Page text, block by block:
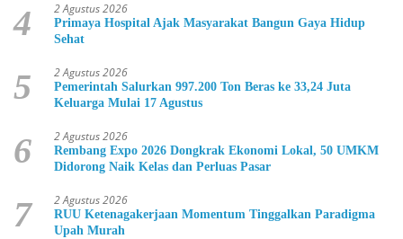
4 2 Agustus 2026
Primaya Hospital Ajak Masyarakat Bangun Gaya Hidup
Sehat
5 2 Agustus 2026
Pemerintah Salurkan 997.200 Ton Beras ke 33,24 Juta
Keluarga Mulai 17 Agustus
6 2 Agustus 2026
Rembang Expo 2026 Dongkrak Ekonomi Lokal, 50 UMKM
Didorong Naik Kelas dan Perluas Pasar
7 2 Agustus 2026
RUU Ketenagakerjaan Momentum Tinggalkan Paradigma
Upah Murah